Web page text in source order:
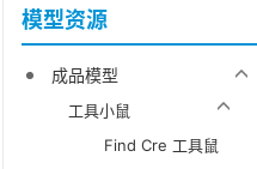
模型资源
成品模型
工具小鼠
Find Cre 工具鼠